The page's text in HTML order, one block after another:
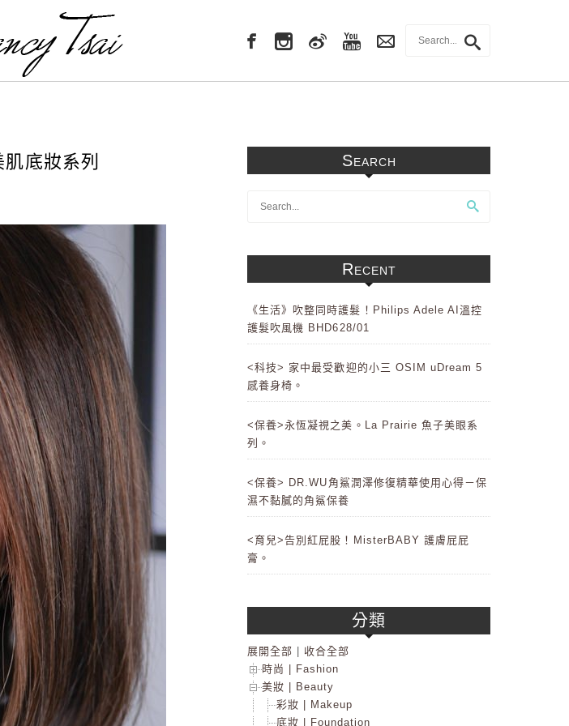
底妝系列 Search
Recent
《生活》吹整同時護髮！Philips Adele AI溫控
護髮吹風機 BHD628/01
<科技> 家中最受歡迎的小三 OSIM uDream 5
感養身椅。
<保養>永恆凝視之美。La Prairie 魚子美眼系
列。
<保養> DR.WU角鯊潤澤修復精華使用心得－保
濕不黏膩的角鯊保養
<育兒>告別紅屁股！MisterBABY 護膚屁屁
膏。
分類
展開全部
收合全部
時尚 | Fashion
美妝 | Beauty
彩妝 | Makeup
底妝 | Foundation